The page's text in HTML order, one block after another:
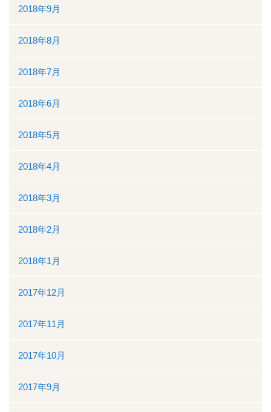
2018年9月
2018年8月
2018年7月
2018年6月
2018年5月
2018年4月
2018年3月
2018年2月
2018年1月
2017年12月
2017年11月
2017年10月
2017年9月